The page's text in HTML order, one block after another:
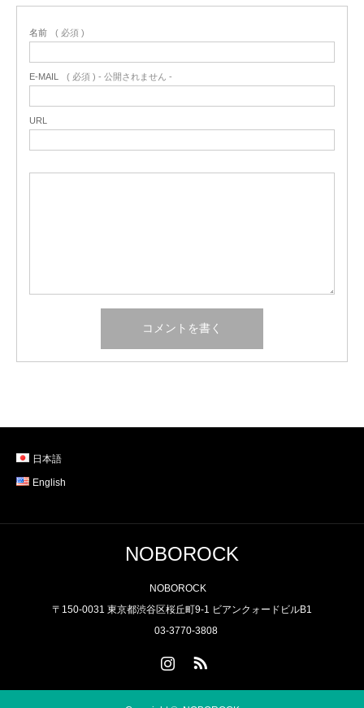
名前 ( 必須 )
E-MAIL ( 必須 ) - 公開されません -
URL
日本語
English
NOBOROCK
NOBOROCK
〒150-0031 東京都渋谷区桜丘町9-1 ビアンクォードビルB1
03-3770-3808